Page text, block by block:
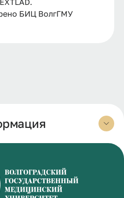
БИЦ ВолгГМУ